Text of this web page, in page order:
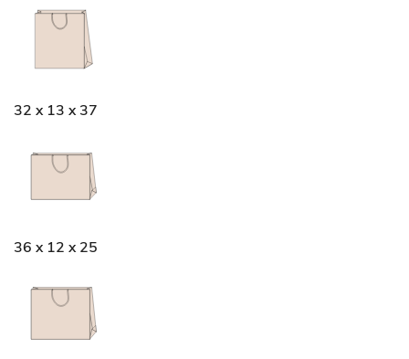
32 x 13 x 37
36 x 12 x 25